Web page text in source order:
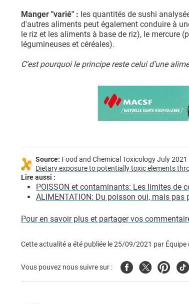
Manger "varié" : les quantités de sushi
d'autres aliments peut également conduire à
le riz et les aliments à base de riz), le mercure
légumineuses et céréales).
C’est pourquoi le principe reste celui d’une
Source: Food and Chemical Toxicology July
Dietary exposure to potentially toxic elements
Lire aussi :
POISSON et contaminants: Les limites de
ALIMENTATION: Du poisson oui, mais
Pour en savoir plus et partager vos
Cette actualité a été publiée le25/09/2021 par Équipe
Vous pouvez nous suivre sur : FacebookTwitterPinterest